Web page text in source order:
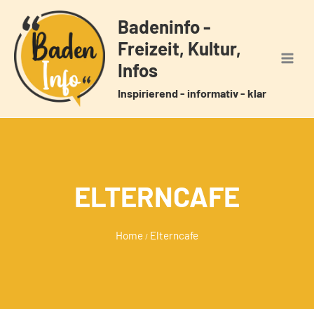
Inhalt
springen
Badeninfo -
Freizeit, Kultur,
Infos
Inspirierend - informativ - klar
ELTERNCAFE
Home / Elterncafe